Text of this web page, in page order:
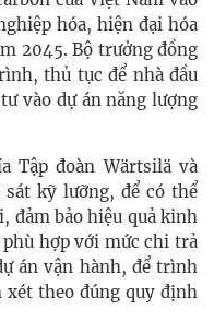
hóa, hiện đại hóa
2045. Bộ trưởng đồng
thủ tục để nhà đầu
vào dự án năng lượng
Tập đoàn Wärtsilä và
sát kỹ lưỡng, để có thể
đảm bảo hiệu quả kinh
hợp với mức chi trả
án vận hành, để trình
xét theo đúng quy định